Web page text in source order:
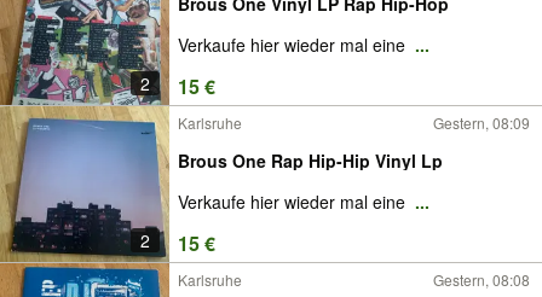
2
Verkaufe hier wieder mal eine ...
15 €
2
Karlsruhe Gestern, 08:09
Brous One Rap Hip-Hip Vinyl Lp
Verkaufe hier wieder mal eine ...
15 €
Karlsruhe Gestern, 08:08